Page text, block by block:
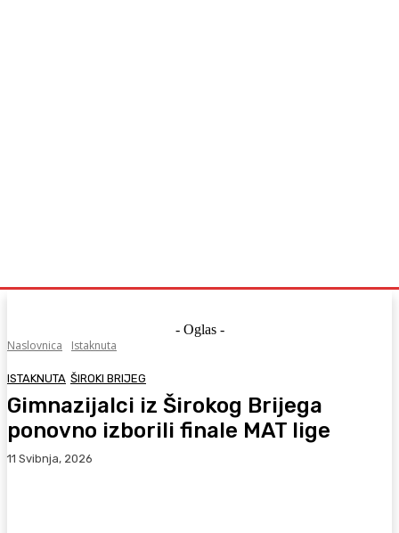
- Oglas -
Naslovnica
Istaknuta
ISTAKNUTA ŠIROKI BRIJEG
Gimnazijalci iz Širokog Brijega
ponovno izborili finale MAT lige
11 Svibnja, 2026